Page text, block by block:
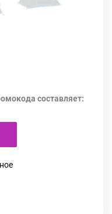
составляет: